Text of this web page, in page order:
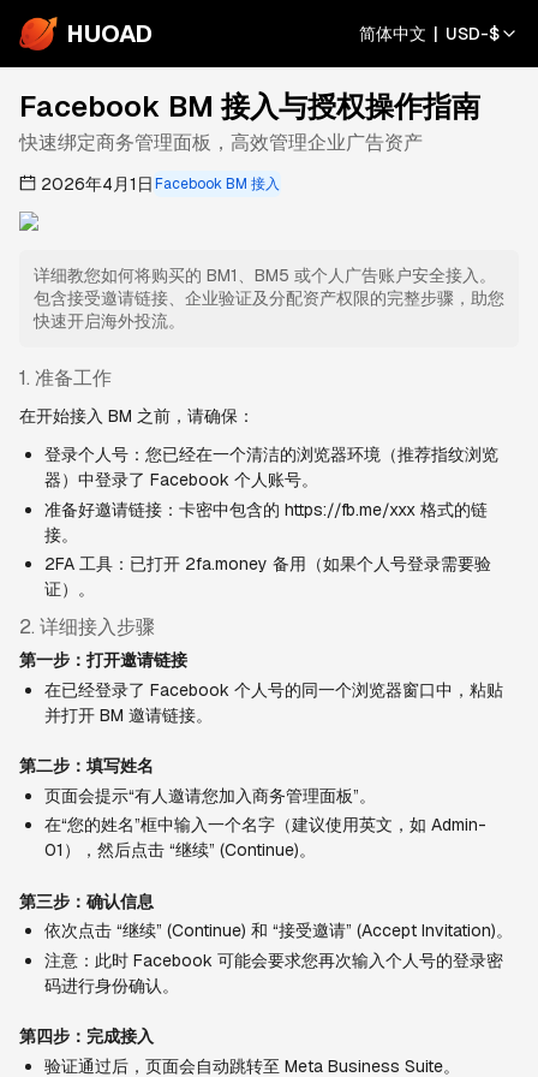
HUOAD 简体中文 | USD-$
Facebook BM 接入与授权操作指南
快速绑定商务管理面板，高效管理企业广告资产
2026年4月1日Facebook BM 接入
详细教您如何将购买的 BM1、BM5 或个人广告账户安全接入。
包含接受邀请链接、企业验证及分配资产权限的完整步骤，助您
快速开启海外投流。
1. 准备工作
在开始接入 BM 之前，请确保：
登录个人号：您已经在一个清洁的浏览器环境（推荐指纹浏览
器）中登录了 Facebook 个人账号。
准备好邀请链接：卡密中包含的 https://fb.me/xxx 格式的链
接。
2FA 工具：已打开 2fa.money 备用（如果个人号登录需要验
证）。
2. 详细接入步骤
第一步：打开邀请链接
在已经登录了 Facebook 个人号的同一个浏览器窗口中，粘贴
并打开 BM 邀请链接。
第二步：填写姓名
页面会提示“有人邀请您加入商务管理面板”。
在“您的姓名”框中输入一个名字（建议使用英文，如 Admin-
01），然后点击 “继续” (Continue)。
第三步：确认信息
依次点击 “继续” (Continue) 和 “接受邀请” (Accept Invitation)。
注意：此时 Facebook 可能会要求您再次输入个人号的登录密
码进行身份确认。
第四步：完成接入
验证通过后，页面会自动跳转至 Meta Business Suite。